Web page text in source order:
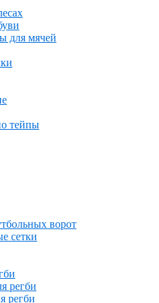
для мячей
тейпы
ворот
сетки
регби
регби